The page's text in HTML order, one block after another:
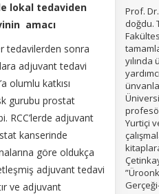
lokal tedaviden
amacı
tedavilerden sonra
adjuvant tedavi
olumlu katkısı
gurubu prostat
RCC’lerde adjuvant
kanserinde
göre oldukça
adjuvant tedavi
ve adjuvant
Prof.
doğdu.
yılında
Yurtiçi